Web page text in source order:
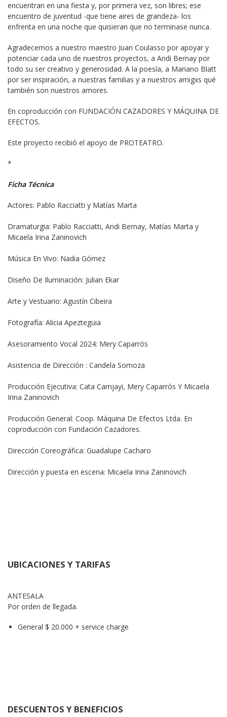
encuentran en una fiesta y, por primera vez, son libres; ese
encuentro de juventud -que tiene aires de grandeza- los
enfrenta en una noche que quisieran que no terminase nunca.
Agradecemos a nuestro maestro Juan Coulasso por apoyar y
potenciar cada uno de nuestros proyectos, a Andi Bernay por
todo su ser creativo y generosidad. A la poesía, a Mariano Blatt
por ser inspiración, a nuestras familias y a nuestros amigxs qué
también son nuestros amores.
En coproducción con FUNDACIÓN CAZADORES Y MÁQUINA DE
EFECTOS.
Este proyecto recibió el apoyo de PROTEATRO.
*
Ficha Técnica
Actores: Pablo Racciatti y Matías Marta
Dramaturgia: Pablo Racciatti, Andi Bernay, Matías Marta y
Micaela Irina Zaninovich
Música En Vivo: Nadia Gómez
Diseño De Iluminación: Julian Ekar
Arte y Vestuario: Agustín Cibeira
Fotografía: Alicia Apezteguia
Asesoramiento Vocal 2024: Mery Caparrós
Asistencia de Dirección : Candela Somoza
Producción Ejecutiva: Cata Camjayi, Mery Caparrós Y Micaela
Irina Zaninovich
Producción General: Coop. Máquina De Efectos Ltda. En
coproducción con Fundación Cazadores.
Dirección Coreográfica: Guadalupe Cacharo
Dirección y puesta en escena: Micaela Irina Zaninovich
UBICACIONES Y TARIFAS
ANTESALA
Por orden de llegada.
General $ 20.000 + service charge
DESCUENTOS Y BENEFICIOS